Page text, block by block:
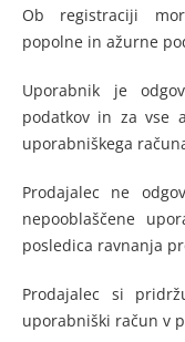
Ob registraciji
popolne in ažurne
Uporabnik je
podatkov in za vse
uporabniškega
Prodajalec ne
nepooblaščene
posledica ravnanja
Prodajalec si
uporabniški račun v